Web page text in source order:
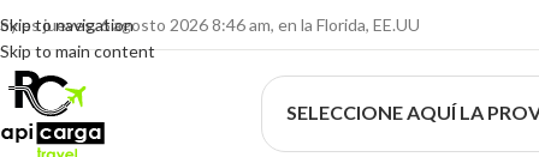
Skip to navigation
Skip to main content
es jueves, 6 agosto 2026 8:46 am, en la Florida, EE.UU
SELECCIONE AQUÍ LA